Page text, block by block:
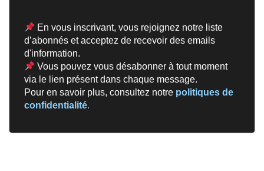
En vous inscrivant, vous rejoignez notre liste
d’abonnés et acceptez de recevoir des emails
d'information.
Vous pouvez vous désabonner à tout moment
via le lien présent dans chaque message.
Pour en savoir plus, consultez notre politiques de
confidentialité.